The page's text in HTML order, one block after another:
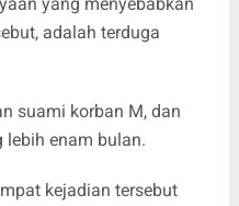
adalah terduga
suami korban M, dan
lebih enam bulan.
kejadian tersebut